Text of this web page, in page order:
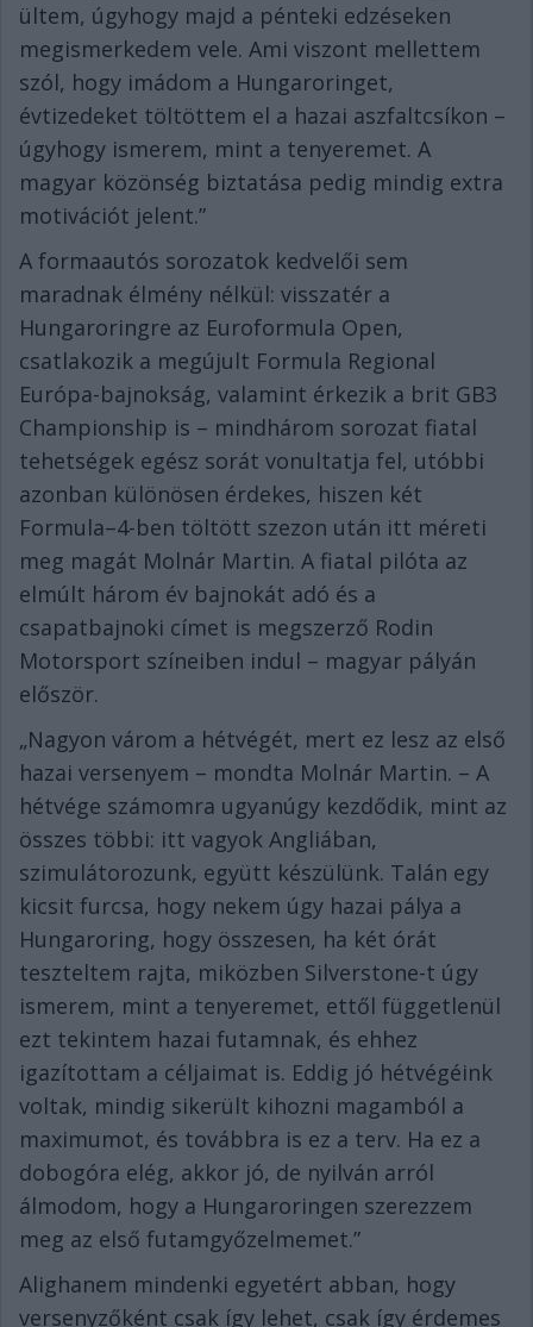
ültem, úgyhogy majd a pénteki edzéseken
megismerkedem vele. Ami viszont mellettem
szól, hogy imádom a Hungaroringet,
évtizedeket töltöttem el a hazai aszfaltcsíkon –
úgyhogy ismerem, mint a tenyeremet. A
magyar közönség biztatása pedig mindig extra
motivációt jelent.”
A formaautós sorozatok kedvelői sem
maradnak élmény nélkül: visszatér a
Hungaroringre az Euroformula Open,
csatlakozik a megújult Formula Regional
Európa-bajnokság, valamint érkezik a brit GB3
Championship is – mindhárom sorozat fiatal
tehetségek egész sorát vonultatja fel, utóbbi
azonban különösen érdekes, hiszen két
Formula–4-ben töltött szezon után itt méreti
meg magát Molnár Martin. A fiatal pilóta az
elmúlt három év bajnokát adó és a
csapatbajnoki címet is megszerző Rodin
Motorsport színeiben indul – magyar pályán
először.
„Nagyon várom a hétvégét, mert ez lesz az első
hazai versenyem – mondta Molnár Martin. – A
hétvége számomra ugyanúgy kezdődik, mint az
összes többi: itt vagyok Angliában,
szimulátorozunk, együtt készülünk. Talán egy
kicsit furcsa, hogy nekem úgy hazai pálya a
Hungaroring, hogy összesen, ha két órát
teszteltem rajta, miközben Silverstone-t úgy
ismerem, mint a tenyeremet, ettől függetlenül
ezt tekintem hazai futamnak, és ehhez
igazítottam a céljaimat is. Eddig jó hétvégéink
voltak, mindig sikerült kihozni magamból a
maximumot, és továbbra is ez a terv. Ha ez a
dobogóra elég, akkor jó, de nyilván arról
álmodom, hogy a Hungaroringen szerezzem
meg az első futamgyőzelmemet.”
Alighanem mindenki egyetért abban, hogy
versenyzőként csak így lehet, csak így érdemes